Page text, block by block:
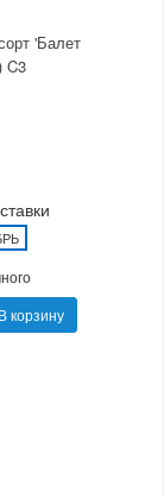
'Балет
C3
В корзину